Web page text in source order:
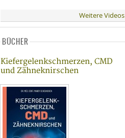
Weitere Videos
BÜCHER
Kiefergelenkschmerzen, CMD
und Zähneknirschen